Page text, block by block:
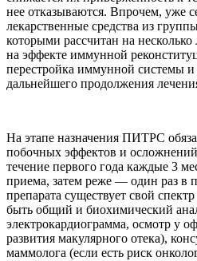
нее отказываются. Впрочем, уже
лекарственные средства из
которыми рассчитан на
на эффекте иммунной
перестройка иммунной системы и
дальнейшего продолжения
На этапе назначения ПИТРС
побочных эффектов и
течение первого года каждые 3
приема, затем реже — один раз в
препарата существует свой
быть общий и биохимический
электрокардиограмма, осмотр у
развития макулярного отека),
маммолога (если есть риск